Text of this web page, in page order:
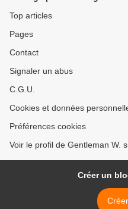
Top articles
Pages
Contact
Signaler un abus
C.G.U.
Cookies et données
Préférences cookies
Voir le profil de Gentleman W.
Créer un